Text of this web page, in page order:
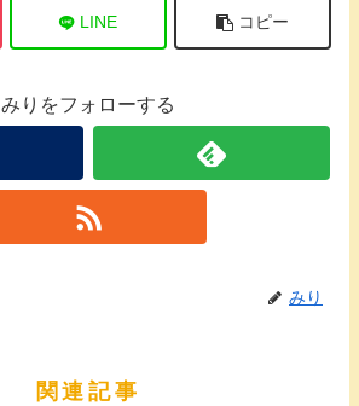
LINE コピー
みりをフォローする
みり
関連記事